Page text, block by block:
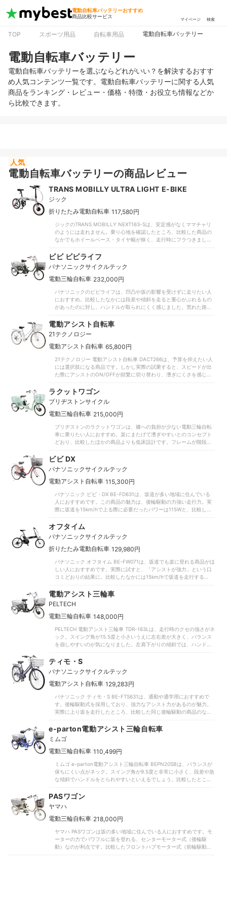
電動自転車バッテリーおすすめ
商品比較サービス
マイページ 検索
TOP スポーツ用品 自転車用品 電動自転車バッテリー
電動自転車バッテリー
電動自転車バッテリーを選ぶならどれがいい？を解決するおすす
め人気コンテンツ一覧です。電動自転車バッテリーに関する人気
商品をランキング・レビュー・価格・特徴・お役立ち情報などか
ら比較できます。
人気
電動自転車バッテリーの商品レビュー
TRANS MOBILLY ULTRA LIGHT E-BIKE
ジック
折りたたみ電動自転車 117,580円
ジックのTRANS MOBILLY NEXT163-Sは、安定感がなくママチャリ
のようには走れません。乗り心地を確認したところ、比較した商品の
なかでもホイールベース・タイヤ幅が狭く、走行時にフラつきまし
乗りにくく漕ぎ疲れしやすいといえます。「アシスト力が高い」とい
う口コミに反し、パワーもいまひとつです。本品は前輪駆動タイプ
で、後輪駆動タイプに比べると地面との摩擦力が低くタイヤに力が伝
わりにくいつくりでした。実際に15km/hで坂道を走行したときの出力
ものもありましたが、こちらは電動自転車らしい軽快さは感じにくい
でしょう。高頻度で乗るにはバッテリー持ちも物足りません。比較し
た商品には走行距離100km以上の商品もあったなか、こちらは約
す。スタンドの安定感も低く、送風機で左右から風を当てると右から
の風に弱く5m/sの強さで倒れました。壁に立てかけて駐輪するなど工
夫が必要です。標準ではカゴ・泥よけ・鍵がついていませんが、オプ
ションは充実しているので必要に応じて拡張できます。たった4工程で
という謳い文句に違わず、13.3kgと軽量かつコンパクト。「持ち運び
やすい」という口コミどおり、車への乗せおろしもスムーズにできそ
うです。旅行先などで少し乗りたい人には選択肢になるでしょう。と
きです。比較したなかには持ち運びやすさと乗りやすさを兼ね備えた
商品もあったので、日常的に使いたい人はほかの商品も検討してはい
かがでしょうか。
ビビ ビビライフ
パナソニックサイクルテック
電動三輪自転車 232,000円
パナソニックのビビライフは、凹凸や坂の影響を受けずに走りたい人
におすすめ。比較したなかには段差や傾斜を走ると重心がぶれるもの
があったのに対し、ハンドルが取られにくく感じました。荒れた路面
題なく登れた」との口コミどおり、後輪駆動式でアシスト力が強いの
も魅力。前輪駆動式よりも上り坂でタイヤが空転しにくく、ぐんぐん
登れるパワーが期待できます。比較では急加速・急減速が気になるも
のがあったなか、モニターから「アシストの切り替えがなめらか」と
しっかり止まれます。坂の途中に駐輪した際に車体が動くのを防ぐパ
ーキングブレーキも搭載。両手で操作する必要はありますが、手元に
鍵があるので腰をかがめる必要もありません。なお、スイング軸（車
商品より低めの設計。段差では気にならなかったものの、平坦な道で
はやや重心のぶれを感じました。どの電動三輪自転車も普通の自転車
とは乗り心地が違うため、乗りこなせるまでしっかり練習しましょ
う。加えて、またぎ高さが33.5cmと、普通のU字フレームの自転車と
を高く上げる必要があるので高齢者には扱いにくいかもしれません。
とはいえ、路面の影響を受けにくい安定感は魅力なので、ぜひ候補に
加えてみてはいかがでしょう。
電動アシスト自転車
21テクノロジー
電動アシスト自転車 65,800円
21テクノロジー 電動アシスト自転車 DACT266は、予算を抑えたい人
には選択肢になる商品です。しかし実際の試乗すると、スピードが出
た際にアシストのON/OFFが頻繁に切り替わり、漕ぎにくさを感じま
らかに走ったのに対し、「スピードが落ちやすい」との口コミがある
のにも頷けます。急発進や下り坂は走りにくさを感じるでしょう。ア
シストもややパワー不足です。後輪駆動で坂道もしっかり捉えられる
設計ですが、「ペダルが重くなる」と口コミにあるように、坂道では
を思うと、傾斜がきつい場所はやや苦手といえます。ギアは6段階で調
整できますが、効きが甘い傾向があるVブレーキが採用されているの
も惜しいところです。バッテリーの持ちが短いのもデメリット。比較
対し、こちらは半分の約50kmしかありません。頻繁に充電する必要が
あり、毎日の通学・通勤などハードに使う人にはやや不向きでしょ
う。日常での使いやすさも比較した大手メーカーには及ばず。車体と
バッテリーの鍵が別で、2本使い分ける必要があります。低床フレーム
形状も慣れていないと操作しにくい設計でした。スカートを巻き込む
可能性や、荷台へのチャイルドシートの取りつけができないのもネッ
クです。基本的な走行には問題はなく、値段は6万円台と安く導入コス
たことをふまえると、近場での買い物や通院に使うにはよい商品でし
ょう。毎日の通勤や通学で使いたい人や、急勾配な坂道が多いエリア
にお住いの人は、ほかの商品もチェックしてみてください。
ラクットワゴン
ブリヂストンサイクル
電動三輪自転車 215,000円
ブリヂストンのラクットワゴンは、膝への負担が少ない電動三輪自転
車に乗りたい人におすすめ。楽にまたげて漕ぎやすいとのコンセプト
どおり、比較したほかの商品よりも低床設計です。フレームが階段一
についたクランクが短めのため、膝を曲げる角度が浅くても楽に漕げ
ますよ。走行時の安定感もなかなか。車体が左右に傾くスイング角が
やや大きく、カーブ時もフラつきにくく感じました。スイングする部
分が地面から見てやや高い位置に設定されているぶん、重心のブレも
しょう。加えて、手元に鍵があったりモーターが減速を助ける回生ブ
レーキがついていたりと、腰や握力に不安があっても乗りやすい機能
が豊富。「ブレーキが扱いにくい」という口コミに反し、安全に止ま
電できるのもポイントです。なお、比較したなかでは後輪駆動式の商
品のほうがパワーがあり、坂道を登りやすい傾向が。本商品は前輪駆
動式のためアシスト力が高いとはいいきれません。「坂道もスイスイ
進めた」との口コミがあるものの、傾斜の度合いによっては登りにく
が狭いのも気がかり。とはいえ、「足が上がりにくくてもスムーズに
乗れる」という口コミに違わないまたぎやすさは魅力です。シニア世
代へのいたわりが詰まったこちらの商品を、ぜひ検討してみてはいか
ビビ DX
パナソニックサイクルテック
電動アシスト自転車 115,300円
パナソニック ビビ・DX BE-FD631は、坂道が多い地域に住んでいる
人におすすめです。この商品の魅力は、後輪駆動の力強い走行力。実
際に坂道を15km/hで上る際に必要だったパワーは115Wと、比較した
坂も楽に走行できる」という口コミにも頷ける結果です。走行時のア
シストの自然さも魅力。24km/h前後で走ってもアシストが急に
ON/OFF切り替わる感覚はありません。比較したヤマハやブリヂスト
ンの自転車と同じく自然なアシスト感が得られたため、走行時に違和
されており、上り坂の信号に引っかかってもストレスを感じにくいで
すよ。バッテリー容量は16Ahで、最大航続距離は107km。比較した商
品には一度の充電で50km以下しか走行できないものもあったなか、高
一度程度の充電で足りるでしょう。タイヤは一般的な26インチ。タイ
ヤ幅が細すぎず、口コミどおりの乗り心地のよさにも期待が持てそう
です。「快適装備が満載」と謳うとおり、日常使いしやすい機能も充
実しています。買い物に適した大きな深型かごに加え、本体と共用の
シーンに活躍できる車体ながら、機動力にも優れています。坂道でも
スイスイ楽に運転できる自転車をお探しなら、ぜひ購入を検討してみ
てくださいね。
オフタイム
パナソニックサイクルテック
折りたたみ電動自転車 129,980円
パナソニック オフタイム BE-FW071は、坂道でも楽に登れる商品がほ
しい人におすすめです。実際に試すと、「アシストが強力」という口
コミどおりの結果に。比較したなかには15km/hで坂道を走行するとき
ました。地面に力が伝わりやすい後輪駆動方式のモーターで、パワフ
ルな走りが期待できますよ。乗り心地も良好です。前輪は18インチと
やや小さめながら、後輪には20インチを採用。比較したなかには16イ
ンチとタイヤが小さく走行時にフラつきを感じた商品もあったのに対
もポイント。シチュエーションに合わせて切り替えられる変速ギアも7
段と多く、急な坂道にも臆することなくスムーズに走行できるでしょ
う。スタンドの安定感も優秀です。実際に強風を左右から当ててみて
電ライトやワイヤー錠が付属しているのもうれしいポイントです。カ
ゴ・泥よけ・輪行袋などは標準装備ではないものの、メーカーオプシ
ョンが充実しており、自由にカスタムできますよ。バッテリーの持ち
も申し分ありません。バッテリー容量は8.0Ahで、走行可能距離はロ
の充電で済むため、日ごろから高頻度で乗る人にも十分なバッテリー
容量といえます。折りたたみ時の三辺の合計の長さは1880mmと比較
的コンパクトで、車にも乗せやすいサイズです。一方、重量は実測で
ク用品を扱うデイトナのDE01-2よりは、保管時の折りたたみや展開す
るときに手間がかかりそうです。とはいえ、パワーや安定感の面で不
サイクリング用にもぜひ検討してみてはいかがでしょうか。
電動アシスト三輪車
PELTECH
電動三輪自転車 148,000円
PELTECH 電動アシスト三輪車 TDR-163Lは、走行時のクセの強さがネ
ック。スイング角が15.5度と小さいうえに左右差が大きく、バランス
を崩しやすいのが気になりました。左肩下がりの傾斜では、ハンドル
いものもあったのに対し、24.5cmと低くふらつきやすいのも気がかり
です。ブレーキが前輪と片側の後輪の計2つしかないのもデメリット。
パーキングブレーキつきで傾斜では停止しやすいものの、下り坂での
急ブレーキが難しい設計です。握力が弱い人には、上位商品のように3
漕げなかったり、前輪のカギをかがんで施錠したりと、膝への負担も
大きいつくりでした。口コミで指摘されていたように、アシスト力も
弱めです。比較した後輪駆動のセンターモーター搭載の商品は80Wで
せるフロントハブモーターを採用し重心から離れたところにモーター
があるため、摩擦が小さく空転しやすいのが難点です。一方で、自然
なアシストは試乗したモニターから好評。強いモードにしても「漕ぐ
力に合わせてアシストされる」といった声があがりました。比較した
はありません。ただし、モニターからは「アシストが効きにくい」と
いう意見も。上位商品ほどの力強さはなく、物足りなさを感じる人も
いそうです。またぎの高さが29.5cmと低く、乗り降りしやすいのは魅
台（※執筆時点）と低価格を実現しているのもメリットです。しかし、
アシスト力が弱くバランスが取りにくい設計のため、「乗り慣れるま
したい人はほかの商品を検討してみてください。
ティモ・S
パナソニックサイクルテック
電動アシスト自転車 129,283円
パナソニック ティモ・S BE-FTS631は、通勤や通学用におすすめで
す。後輪駆動式を採用しており、強力なアシスト力があるのが魅力。
実際に上り坂を走行したところ、比較した同じ後輪駆動の商品のなか
が必要ですが、走行中の加速・減速もスムーズで坂道の多い場所でも
スイスイ走れますよ。バッテリーは16Ahと、比較したなかでもトップ
クラスの容量でした。アシストを使っても最長で107kmも走行が可能
です。比較したなかには1回の充電で35kmほどしか走行できないもの
走行できます。片道5kmほどの使用なら週に1回の充電でもバッテリー
に余裕があり、充電の手間を省けますよ。幅広のタイヤを使用してお
り、乗り心地も良好。一般的なママチャリよりも路面からの衝撃を受
きでクッション性がありました。「座面が厚手で乗り心地がよい」口
く、快適に走行できるでしょう。あると便利な機能も充実していま
す。カギは車体とバッテリー兼用で、1本で管理が可能。カゴはビジネ
を入れても走りやすく、仕事帰りの買い物や荷物の多い学生にも便利
ですよ。なお、適応身長は150cmですが、実際は160cmほどの人が乗
りやすいサイズ感です。ドレスガードが別売りな点も留意しておきま
e-parton電動アシスト三輪自転車
ミムゴ
電動三輪自転車 110,499円
ミムゴ e-parton電動アシスト三輪自転車 BEPN20SBは、バランスが
保ちにくい点がネック。スイング角が9.5度と非常に小さく、段差や急
な傾斜でハンドルをとられやすいといえるでしょう。比較したとこ
後輪がブレにくい設計なのは魅力ですが、低速だとふらつきやすく、
口コミで指摘されていたようにカーブも曲がりにくいつくりです。ブ
レーキが前輪・後輪の片側の2つしかないのも気がかり。3輪すべてに
ブレーキを備えた上位商品とは異なり、しっかりブレーキを握らない
や、後輪への脚の巻き込みを防ぐフラップつきフェンダーもありませ
ん。かがまないと施錠ができず、腰に負担がかかるのも気になりまし
た。「サドルが高く、身長が低いと乗りにくい」と口コミにあったよ
PASワゴン
ヤマハ
電動三輪自転車 218,000円
ヤマハ PASワゴンは坂の多い地域に住んでいる人におすすめです。モ
ーターの力でパワフルに坂を登れる、センターモーター式（後輪駆
動）なのが利点です。比較したフロントハブモーター式（前輪駆動）